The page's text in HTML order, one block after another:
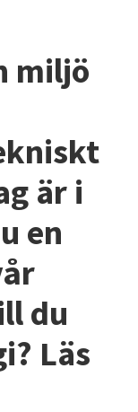
miljö
är i
en
du
Läs